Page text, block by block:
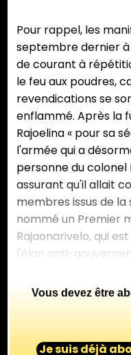
Pour rappel, les
septembre dernier
de courant à
le feu aux poudres,
revendications se
enflammé. Après la
Rajoelina « pour sa
l'armée qui a
personne du colonel
assurant qu'il allait
membres issus de la
nommé un Premier
Rajaonarivelo, qui
l'élan anti-
Vous devez être
Je suis déjà